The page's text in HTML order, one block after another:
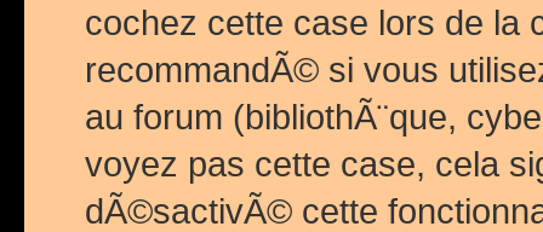
cochez cette case lors de
recommandÃ© si vous
au forum (bibliothÃ¨que,
voyez pas cette case, cela
dÃ©sactivÃ© cette